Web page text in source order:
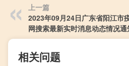
上一篇
2023年09月24日广东省阳江市
网搜索最新实时消息动态情况
相关问题